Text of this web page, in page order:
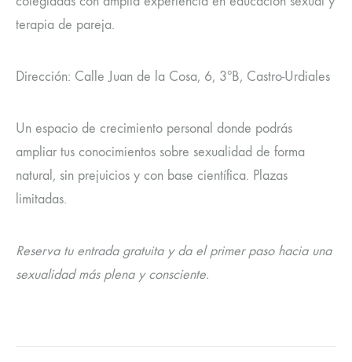
terapia de pareja.
Dirección: Calle Juan de la Cosa, 6, 3ºB, Castro-Urdiales
Un espacio de crecimiento personal donde podrás
ampliar tus conocimientos sobre sexualidad de forma
natural, sin prejuicios y con base científica. Plazas
limitadas.
Reserva tu entrada gratuita y da el primer paso hacia una
sexualidad más plena y consciente.